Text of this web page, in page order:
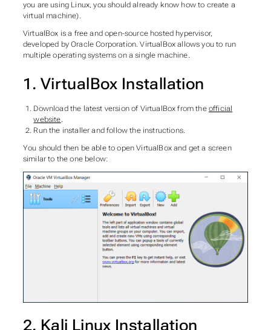
you are using Linux, you should already know how to create a
virtual machine).
VirtualBox is a free and open-source hosted hypervisor,
developed by Oracle Corporation. VirtualBox allows you to run
multiple operating systems on a single machine.
1. VirtualBox Installation
Download the latest version of VirtualBox from the official
website
Run the installer and follow the instructions.
You should then be able to open VirtualBox and get a screen
similar to the one below:
2. Kali Linux Installation